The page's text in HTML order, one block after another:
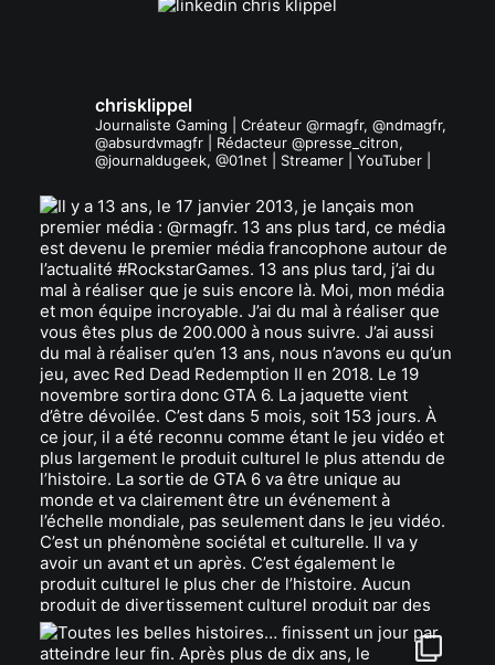
chrisklippel
Journaliste Gaming | Créateur @rmagfr, @ndmagfr,
@absurdvmagfr | Rédacteur @presse_citron,
@journaldugeek, @01net | Streamer | YouTuber |